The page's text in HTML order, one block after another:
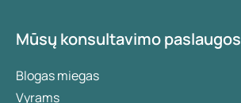
Mūsų konsultavimo paslaugos
Blogas miegas
Vyrams